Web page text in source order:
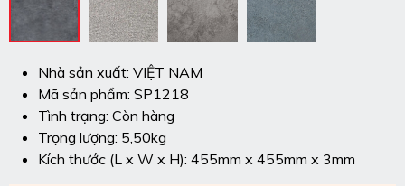
Nhà sản xuất: VIỆT NAM
Mã sản phẩm: SP1218
Tình trạng: Còn hàng
Trọng lượng: 5,50kg
Kích thước (L x W x H): 455mm x 455mm x 3mm